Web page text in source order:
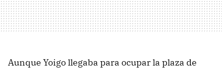
Aunque Yoigo llegaba para ocupar la plaza de